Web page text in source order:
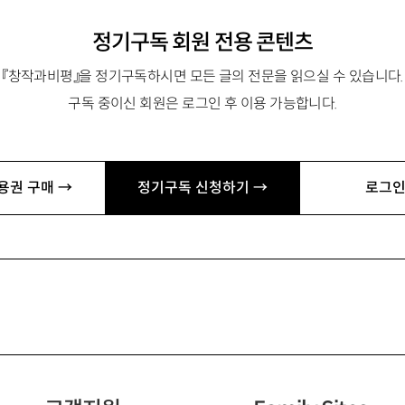
정기구독 회원 전용 콘텐츠
『창작과비평』을 정기구독하시면 모든 글의 전문을 읽으실 수 있습니다.
구독 중이신 회원은 로그인 후 이용 가능합니다.
권 구매 → 정기구독 신청하기 → 로그